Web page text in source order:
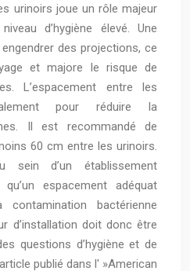
urinoirs joue un rôle majeur
d’hygiène élevé. Une
des projections, ce
et majore le risque de
L’espacement entre les
pour réduire la
Il est recommandé de
60 cm entre les urinoirs.
sein d’un établissement
espacement adéquat
bactérienne
d’installation doit donc être
questions d’hygiène et de
publié dans l' »American